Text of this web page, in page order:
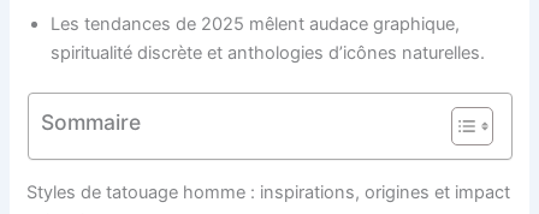
Les tendances de 2025 mêlent audace graphique,
spiritualité discrète et anthologies d’icônes naturelles.
Sommaire
Styles de tatouage homme : inspirations, origines et impact